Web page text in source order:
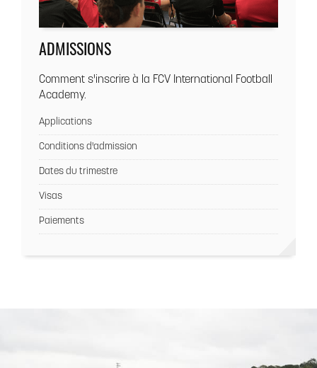
ADMISSIONS
Comment s'inscrire à la FCV International Football
Academy.
Applications
Conditions d'admission
Dates du trimestre
Visas
Paiements